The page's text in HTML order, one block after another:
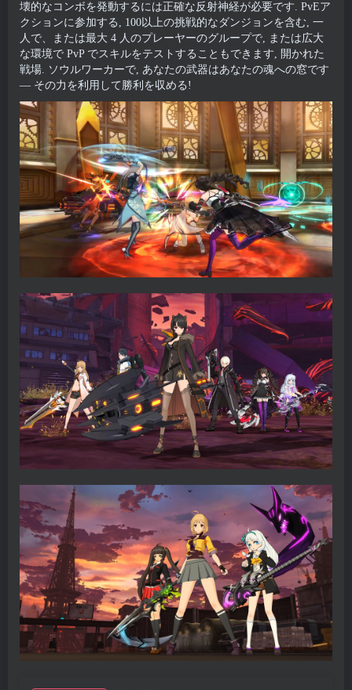
壊的なコンボを発動するには正確な反射神経が必要です. PvEア
クションに参加する, 100以上の挑戦的なダンジョンを含む, 一
人で、または最大 4 人のプレーヤーのグループで, または広大
な環境で PvP でスキルをテストすることもできます, 開かれた
戦場. ソウルワーカーで, あなたの武器はあなたの魂への窓です
— その力を利用して勝利を収める!